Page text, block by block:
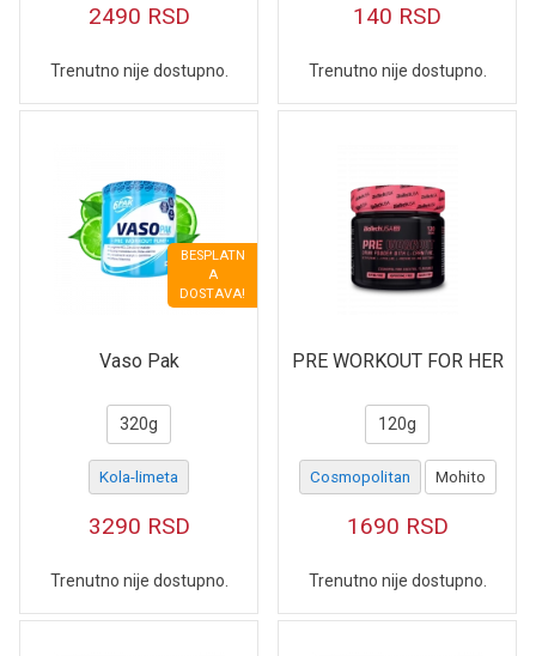
2490 RSD
Trenutno nije dostupno.
140 RSD
Trenutno nije dostupno.
BESPLATN
A
DOSTAVA!
Vaso Pak
320g
Kola-limeta
3290 RSD
Trenutno nije dostupno.
PRE WORKOUT FOR HER
120g
Cosmopolitan Mohito
1690 RSD
Trenutno nije dostupno.